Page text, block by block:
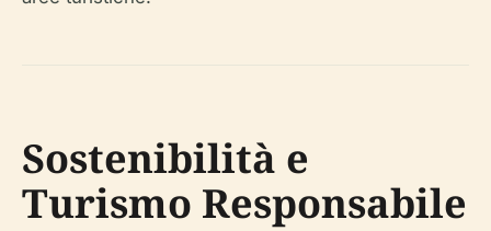
Sostenibilità e
Turismo Responsabile